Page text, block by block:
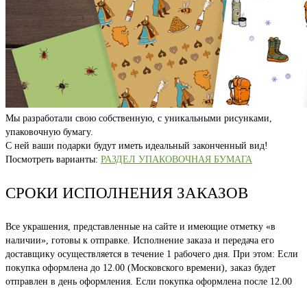
Мы разработали свою собственную, с уникальными рисунками,
упаковочную бумагу.
С ней ваши подарки будут иметь идеальный законченный вид!
Посмотреть варианты: РАЗДЕЛ УПАКОВОЧНАЯ БУМАГА
СРОКИ ИСПОЛНЕНИЯ ЗАКАЗОВ
Все украшения, представленные на сайте и имеющие отметку «в
наличии», готовы к отправке. Исполнение заказа и передача его
доставщику осуществляется в течение 1 рабочего дня. При этом: Если
покупка оформлена до 12.00 (Московского времени), заказ будет
отправлен в день оформления. Если покупка оформлена после 12.00